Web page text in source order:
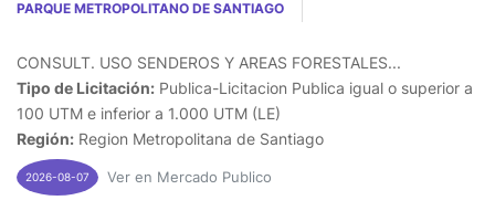
PARQUE METROPOLITANO DE SANTIAGO
CONSULT. USO SENDEROS Y AREAS FORESTALES...
Tipo de Licitación: Publica-Licitacion Publica igual o superior a
100 UTM e inferior a 1.000 UTM (LE)
Región: Region Metropolitana de Santiago
2026-08-07 Ver en Mercado Publico